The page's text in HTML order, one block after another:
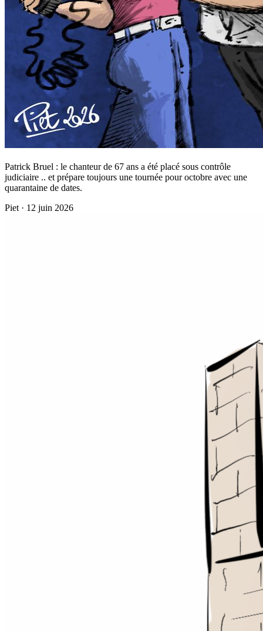
Patrick Bruel : le chanteur de 67 ans a été placé sous contrôle
judiciaire .. et prépare toujours une tournée pour octobre avec une
quarantaine de dates.
Piet · 12 juin 2026